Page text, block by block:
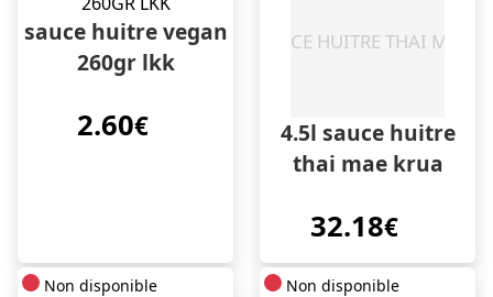
sauce huitre vegan
260gr lkk
2.60€
4.5l sauce huitre
thai mae krua
32.18€
Non disponible Non disponible